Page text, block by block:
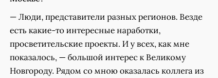
— Люди, представители разных регионов. Везде
есть какие-то интересные наработки,
просветительские проекты. И у всех, как мне
показалось, — большой интерес к Великому
Новгороду. Рядом со мною оказалась коллега из